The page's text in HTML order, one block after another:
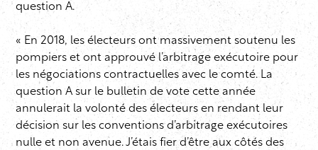
question A.
« En 2018, les électeurs ont massivement soutenu les
pompiers et ont approuvé l’arbitrage exécutoire pour
les négociations contractuelles avec le comté. La
question A sur le bulletin de vote cette année
annulerait la volonté des électeurs en rendant leur
décision sur les conventions d’arbitrage exécutoires
nulle et non avenue. J’étais fier d’être aux côtés des